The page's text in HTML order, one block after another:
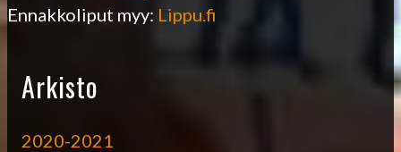
Ennakkoliput myy: Lippu.fi
Arkisto
2020-2021